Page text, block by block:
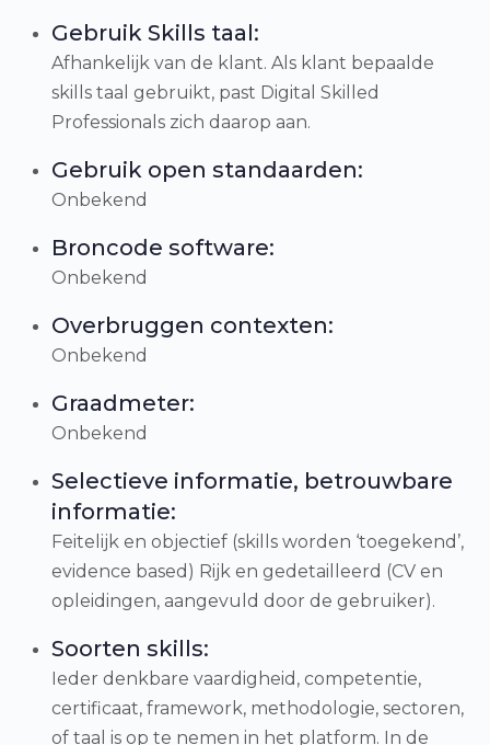
Gebruik Skills taal:
Afhankelijk van de klant. Als klant bepaalde
skills taal gebruikt, past Digital Skilled
Professionals zich daarop aan.
Gebruik open standaarden:
Onbekend
Broncode software:
Onbekend
Overbruggen contexten:
Onbekend
Graadmeter:
Onbekend
Selectieve informatie, betrouwbare
informatie:
Feitelijk en objectief (skills worden ‘toegekend’,
evidence based) Rijk en gedetailleerd (CV en
opleidingen, aangevuld door de gebruiker).
Soorten skills:
Ieder denkbare vaardigheid, competentie,
certificaat, framework, methodologie, sectoren,
of taal is op te nemen in het platform. In de